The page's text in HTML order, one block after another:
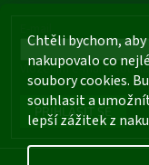
Chtěli bychom, aby
nakupovalo co
soubory cookies.
souhlasit a
lepší zážitek z
Vložením e-mailu
PŘIHLÁSIT SE